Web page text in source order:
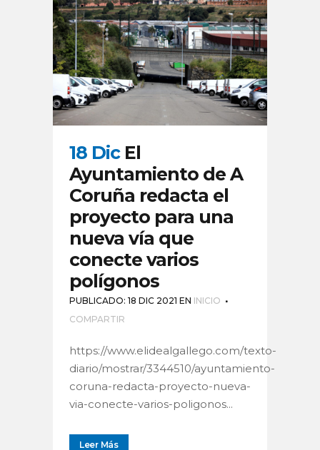
18 Dic El
Ayuntamiento de A
Coruña redacta el
proyecto para una
nueva vía que
conecte varios
polígonos
PUBLICADO: 18 DIC 2021 EN INICIO
COMPARTIR
https://www.elidealgallego.com/texto-
diario/mostrar/3344510/ayuntamiento-
coruna-redacta-proyecto-nueva-
via-conecte-varios-poligonos...
Leer Más